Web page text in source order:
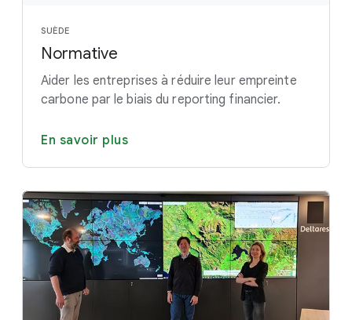
SUÈDE
Normative
Aider les entreprises à réduire leur empreinte
carbone par le biais du reporting financier.
En savoir plus